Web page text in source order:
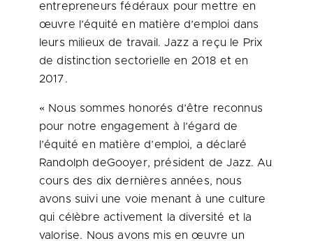
entrepreneurs fédéraux pour mettre en
œuvre l’équité en matière d’emploi dans
leurs milieux de travail. Jazz a reçu le Prix
de distinction sectorielle en 2018 et en
2017.
« Nous sommes honorés d’être reconnus
pour notre engagement à l’égard de
l’équité en matière d’emploi, a déclaré
Randolph deGooyer, président de Jazz. Au
cours des dix dernières années, nous
avons suivi une voie menant à une culture
qui célèbre activement la diversité et la
valorise. Nous avons mis en œuvre un